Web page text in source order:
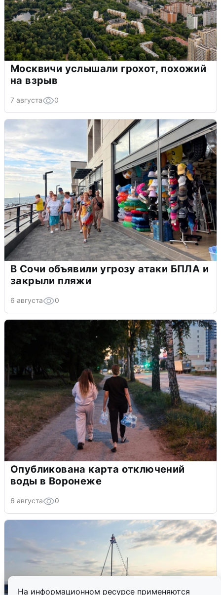
На информационном ресурсе применяются
Москвичи услышали грохот, похожий
на взрыв
7 августа 0
В Сочи объявили угрозу атаки БПЛА и
закрыли пляжи
6 августа 0
Опубликована карта отключений
воды в Воронеже
6 августа 0